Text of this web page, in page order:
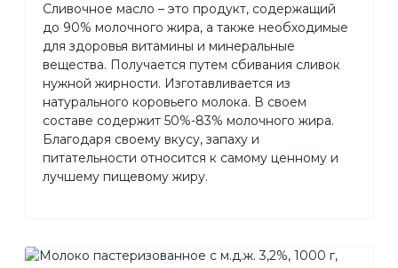
Сливочное масло – это продукт, содержащий
до 90% молочного жира, а также необходимые
для здоровья витамины и минеральные
вещества. Получается путем сбивания сливок
нужной жирности. Изготавливается из
натурального коровьего молока. В своем
составе содержит 50%-83% молочного жира.
Благодаря своему вкусу, запаху и
питательности относится к самому ценному и
лучшему пищевому жиру.